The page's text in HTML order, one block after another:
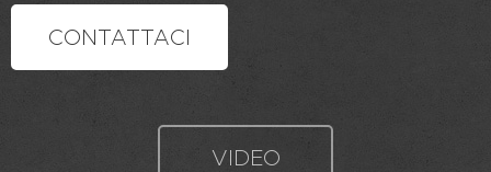
CONTATTACI
VIDEO